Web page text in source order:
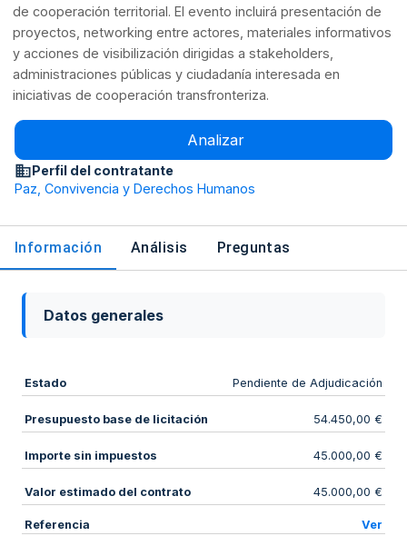
de cooperación territorial. El evento incluirá presentación de
proyectos, networking entre actores, materiales informativos
y acciones de visibilización dirigidas a stakeholders,
administraciones públicas y ciudadanía interesada en
iniciativas de cooperación transfronteriza.
Analizar
Perfil del contratante
Paz, Convivencia y Derechos Humanos
Información Análisis Preguntas
Datos generales
Estado Pendiente de Adjudicación
Presupuesto base de licitación 54.450,00 €
Importe sin impuestos 45.000,00 €
Valor estimado del contrato 45.000,00 €
Referencia Ver